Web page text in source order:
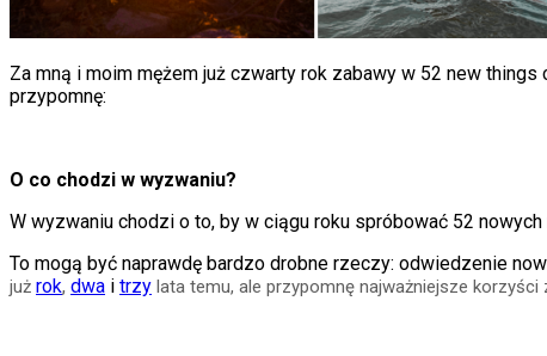
Za mną i moim mężem już czwarty rok zabawy w 52 new
przypomnę:
O co chodzi w wyzwaniu?
W wyzwaniu chodzi o to, by w ciągu roku spróbować 52
To mogą być naprawdę bardzo drobne rzeczy: odwiedzenie
już rok, dwa i trzy lata temu, ale przypomnę najważniejsze korzyści